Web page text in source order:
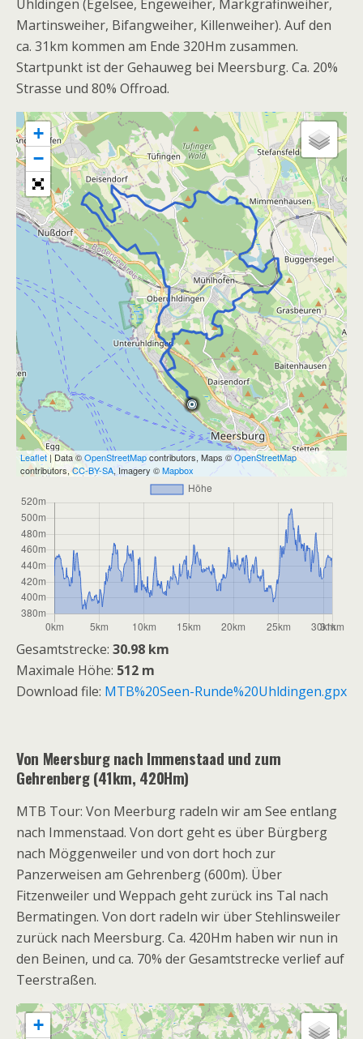
Uhldingen (Egelsee, Engeweiher, Markgräfinweiher,
Martinsweiher, Bifangweiher, Killenweiher). Auf den
ca. 31km kommen am Ende 320Hm zusammen.
Startpunkt ist der Gehauweg bei Meersburg. Ca. 20%
Strasse und 80% Offroad.
+
−
Leaflet| Data ©OpenStreetMapcontributors, Maps ©OpenStreetMap
contributors,CC-BY-SA, Imagery ©Mapbox
Gesamtstrecke: 30.98 km
Maximale Höhe: 512 m
Download file: MTB%20Seen-Runde%20Uhldingen.gpx
Von Meersburg nach Immenstaad und zum
Gehrenberg (41km, 420Hm)
MTB Tour: Von Meerburg radeln wir am See entlang
nach Immenstaad. Von dort geht es über Bürgberg
nach Möggenweiler und von dort hoch zur
Panzerweisen am Gehrenberg (600m). Über
Fitzenweiler und Weppach geht zurück ins Tal nach
Bermatingen. Von dort radeln wir über Stehlinsweiler
zurück nach Meersburg. Ca. 420Hm haben wir nun in
den Beinen, und ca. 70% der Gesamtstrecke verlief auf
Teerstraßen.
+